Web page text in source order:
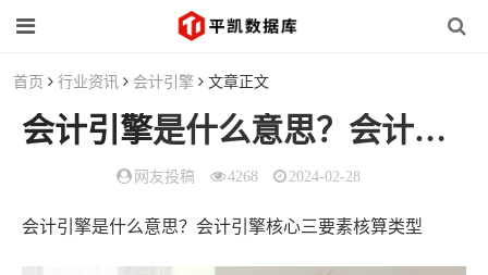
首页 行业资讯 会计引擎 文章正文
会计引擎是什么意思？会计引擎核心三要素核算类型
网友投稿 4268 2024-02-28
会计引擎是什么意思？会计引擎核心三要素核算类型